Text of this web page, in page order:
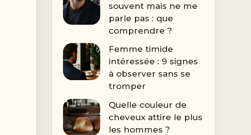
souvent mais ne me
parle pas : que
comprendre ?
Femme timide
intéressée : 9 signes
à observer sans se
tromper
Quelle couleur de
cheveux attire le plus
les hommes ?